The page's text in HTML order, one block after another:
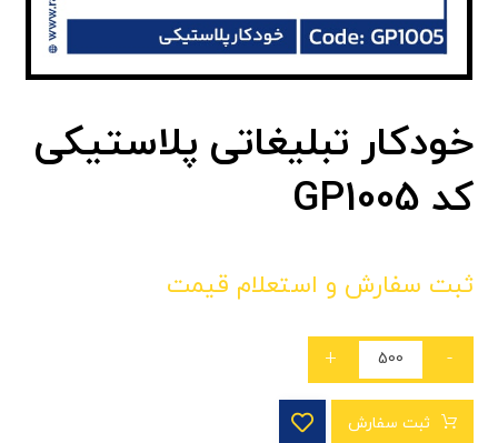
خودکار تبلیغاتی پلاستیکی
کد GP1005
ثبت سفارش و استعلام قیمت
-
+
ثبت سفارش